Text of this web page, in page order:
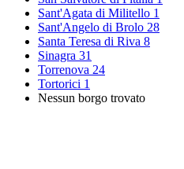
Sant'Agata di Militello 1
Sant'Angelo di Brolo 28
Santa Teresa di Riva 8
Sinagra 31
Torrenova 24
Tortorici 1
Nessun borgo trovato